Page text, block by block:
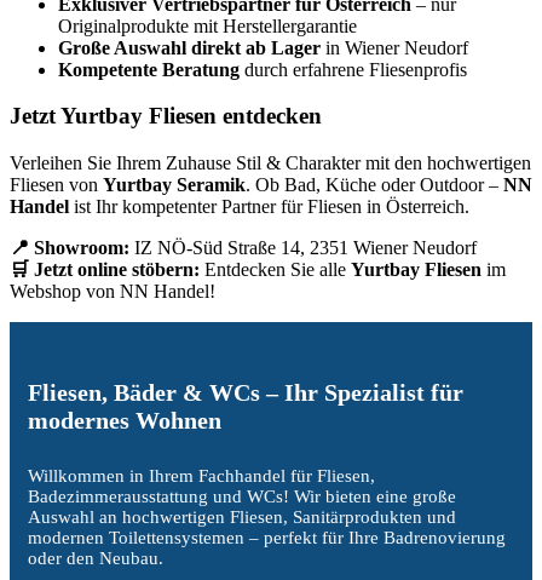
Originalprodukte mit Herstellergarantie
Große Auswahl direkt ab Lager in Wiener Neudorf
Kompetente Beratung durch erfahrene Fliesenprofis
Jetzt Yurtbay Fliesen entdecken
Verleihen Sie Ihrem Zuhause Stil & Charakter mit den hochwertigen
Fliesen von Yurtbay Seramik. Ob Bad, Küche oder Outdoor – NN
Handel ist Ihr kompetenter Partner für Fliesen in Österreich.
📍 Showroom: IZ NÖ-Süd Straße 14, 2351 Wiener Neudorf
🛒 Jetzt online stöbern: Entdecken Sie alle Yurtbay Fliesen im
Webshop von NN Handel!
Fliesen, Bäder & WCs – Ihr Spezialist für
modernes Wohnen
Willkommen in Ihrem Fachhandel für Fliesen,
Badezimmerausstattung und WCs! Wir bieten eine große
Auswahl an hochwertigen Fliesen, Sanitärprodukten und
modernen Toilettensystemen – perfekt für Ihre Badrenovierung
oder den Neubau.